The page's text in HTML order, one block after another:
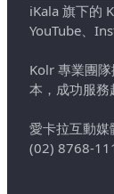
iKala 旗下的
YouTube、
Kolr 專業團
本，成功服務
愛卡拉互動媒
(02) 8768-